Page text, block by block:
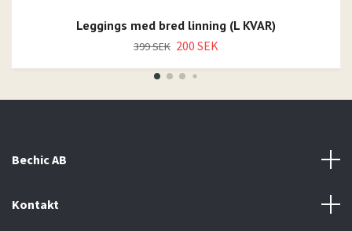
Leggings med bred linning (L KVAR)
399 SEK 200 SEK
Bechic AB
Kontakt